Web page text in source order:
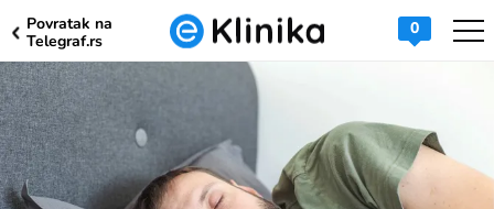
Povratak na
Telegraf.rs
0